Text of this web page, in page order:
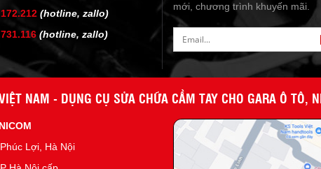
(hotline, zallo)
(hotline, zallo)
mới, chương trình khuyến mãi.
NAM - DỤNG CỤ SỬA CHỮA CẦM TAY CHO GARA Ô TÔ,
Lợi, Hà Nội